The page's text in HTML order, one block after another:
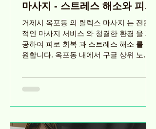
마사지 - 스트레스 해소와 피로
회복
거제시 옥포동 의 릴렉스 마사지 는 전문
적인 마사지 서비스 와 청결한 환경 을 제
공하여 피로 회복 과 스트레스 해소 를 지
원합니다. 옥포동 내에서 구글 상위 노출
션 을 제공합니다. 소개 릴렉스 마사지 -...